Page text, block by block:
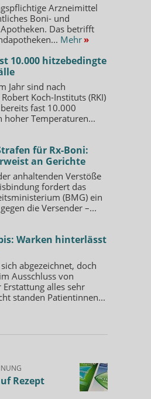
Arzneimittel
Boni- und
Das betrifft
Mehr »
10.000 hitzebedingte
Jahr sind nach
Koch-Instituts (RKI)
fast 10.000
hoher Temperaturen...
für Rx-Boni:
an Gerichte
anhaltenden Verstöße
fordert das
(BMG) ein
die Versender –...
Warken hinterlässt
abgezeichnet, doch
Ausschluss von
Erstattung alles sehr
standen Patientinnen...
Rezept